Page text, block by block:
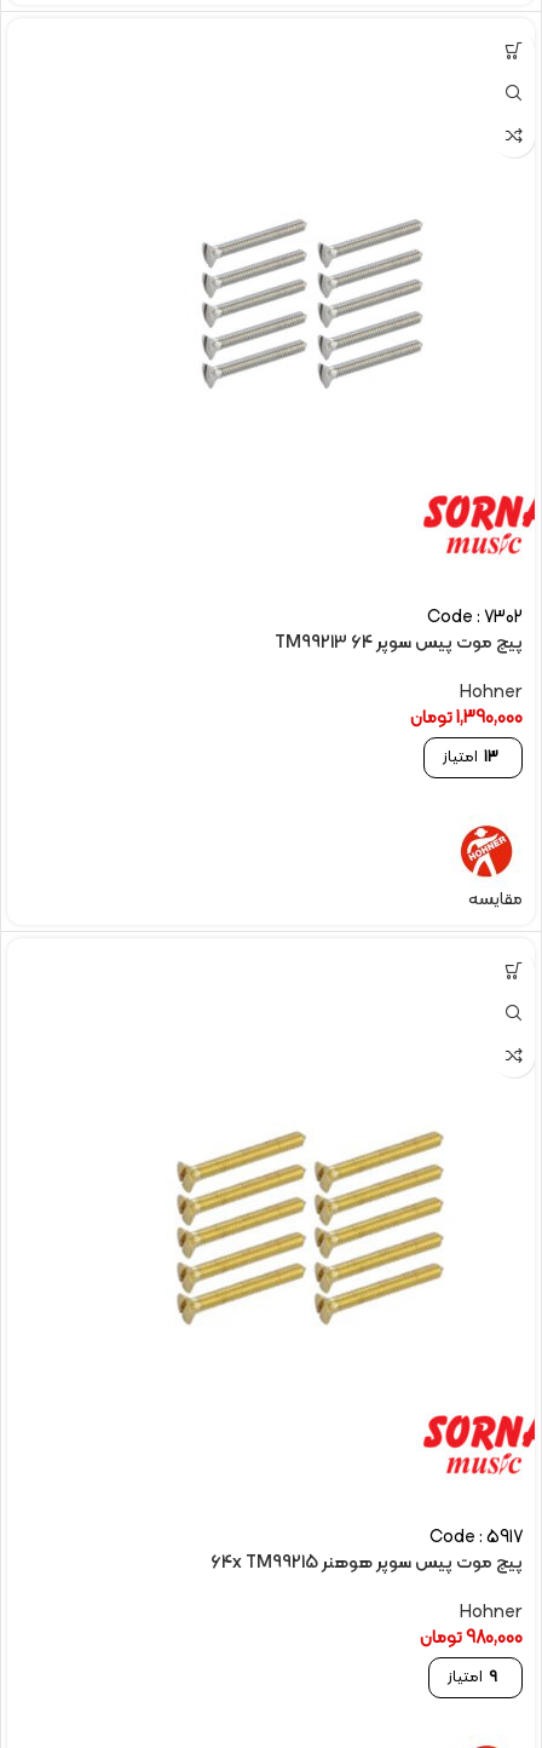
Code : 7302
پیچ موت پیس سوپر TM99213 64
Hohner
1,390,000تومان
13 امتیاز
مقایسه
Code : 5917
پیچ موت پیس سوپر هوهنر 64x TM99215
Hohner
980,000تومان
9 امتیاز